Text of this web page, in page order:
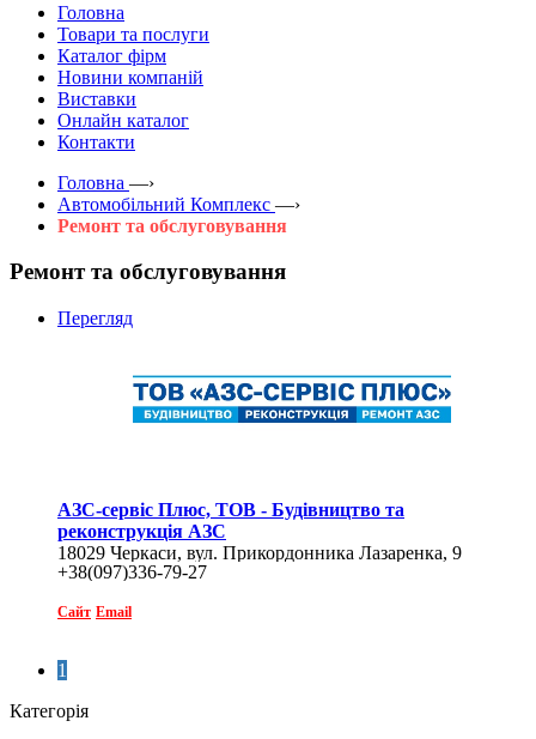
Головна
Товари та послуги
Каталог фірм
Новини компаній
Виставки
Онлайн каталог
Контакти
Головна —›
Автомобільний Комплекс —›
Ремонт та обслуговування
Ремонт та обслуговування
Перегляд
АЗС-сервіс Плюс, ТОВ - Будівництво та
реконструкція АЗС
18029 Черкаси, вул. Прикордонника Лазаренка, 9
+38(097)336-79-27
Сайт Email
1
Категорія